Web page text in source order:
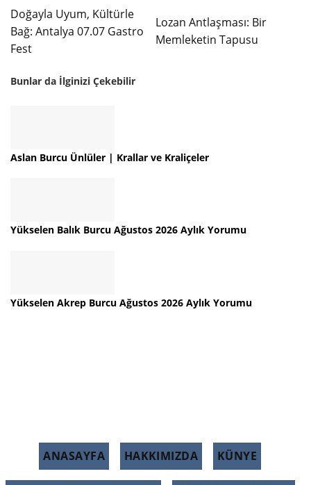
Doğayla Uyum, Kültürle
Bağ: Antalya 07.07 Gastro
Fest
Lozan Antlaşması: Bir
Memleketin Tapusu
Bunlar da İlginizi Çekebilir
Aslan Burcu Ünlüler | Krallar ve Kraliçeler
Yükselen Balık Burcu Ağustos 2026 Aylık Yorumu
Yükselen Akrep Burcu Ağustos 2026 Aylık Yorumu
ANASAYFA HAKKIMIZDA KÜNYE